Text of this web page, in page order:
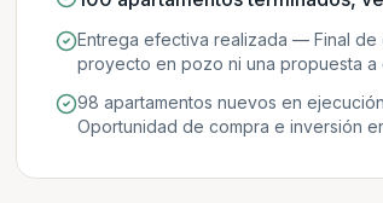
Entrega efectiva realizada — Final
proyecto en pozo ni una propuesta a
98 apartamentos nuevos en
Oportunidad de compra e inversión